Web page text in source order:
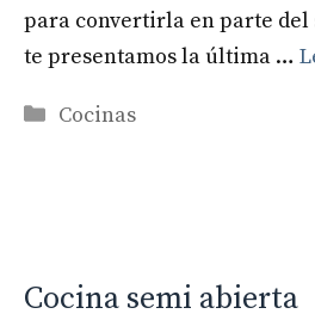
para convertirla en parte del
te presentamos la última …
Categorías
Cocinas
Cocina semi abierta